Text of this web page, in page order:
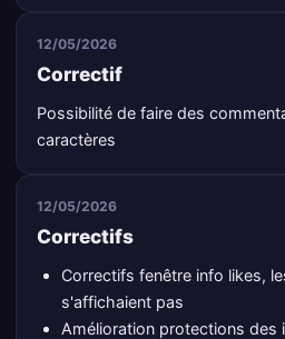
12/05/2026
Correctif
Possibilité de faire des
caractères
12/05/2026
Correctifs
Correctifs fenêtre info likes,
s'affichaient pas
Amélioration protections des